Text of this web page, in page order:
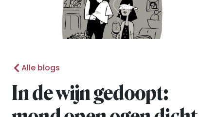
Alle blogs
In de wijn gedoopt: